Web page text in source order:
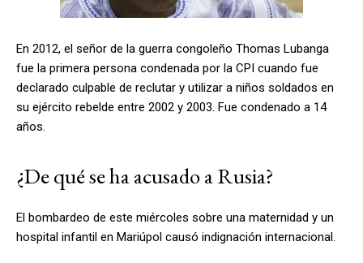
En 2012, el señor de la guerra congoleño Thomas Lubanga
fue la primera persona condenada por la CPI cuando fue
declarado culpable de reclutar y utilizar a niños soldados en
su ejército rebelde entre 2002 y 2003. Fue condenado a 14
años.
¿De qué se ha acusado a Rusia?
El bombardeo de este miércoles sobre una maternidad y un
hospital infantil en Mariúpol causó indignación internacional.